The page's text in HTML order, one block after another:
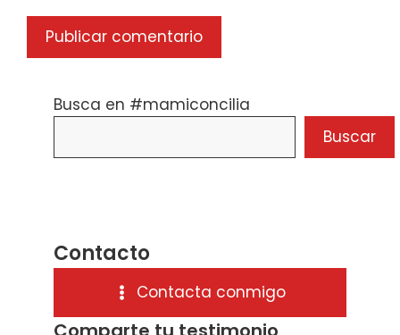
Busca en #mamiconcilia
Buscar
Contacto
Contacta conmigo